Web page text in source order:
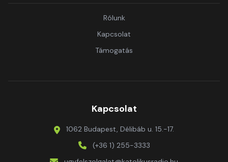
Rólunk
Kapcsolat
Támogatás
Kapcsolat
1062 Budapest, Délibáb u. 15.-17.
(+36 1) 255-3333